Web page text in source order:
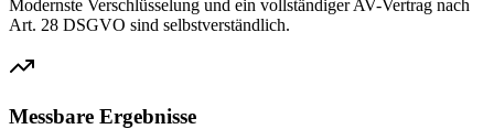
Modernste Verschlüsselung und ein vollständiger AV-Vertrag nach
Art. 28 DSGVO sind selbstverständlich.
Messbare Ergebnisse